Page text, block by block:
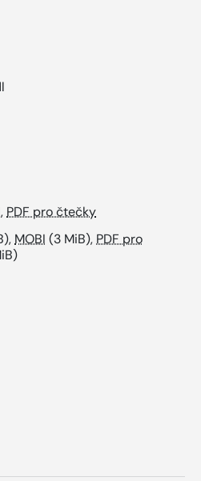
,PDF pro čtečky
MOBI (3 MiB),PDF pro